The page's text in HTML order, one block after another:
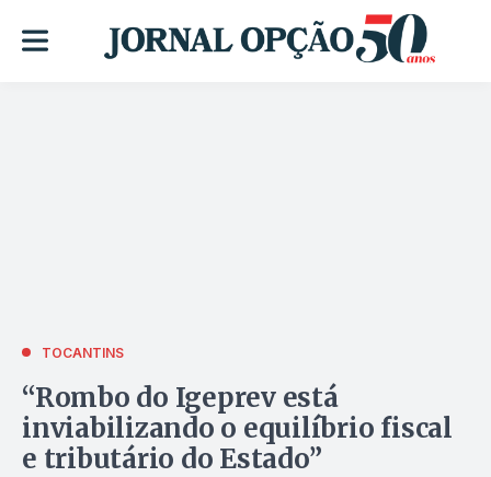
TOCANTINS
“Rombo do Igeprev está
inviabilizando o equilíbrio fiscal
e tributário do Estado”